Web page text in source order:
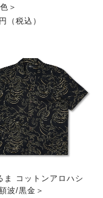
＞
（税込）
ま コットンアロハシ
波/黒金＞